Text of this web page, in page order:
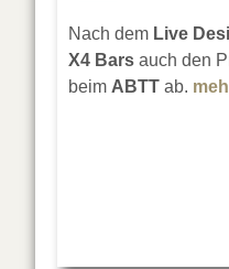
Nach dem Live
X4 Bars auch den
beim ABTT ab.